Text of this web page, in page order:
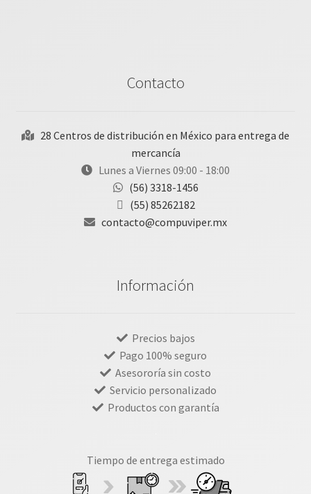
Contacto
28 Centros de distribución en México para entrega de
mercancía
Lunes a Viernes 09:00 - 18:00
(56) 3318-1456
(55) 85262182
contacto@compuviper.mx
Información
Precios bajos
Pago 100% seguro
Asesororía sin costo
Servicio personalizado
Productos con garantía
Tiempo de entrega estimado